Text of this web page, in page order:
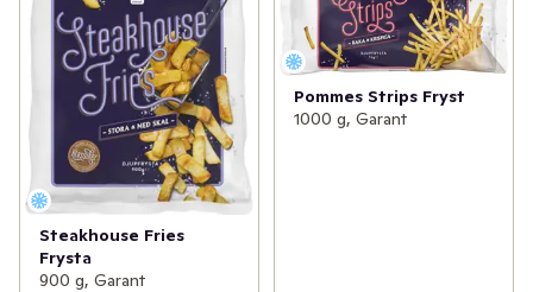
Steakhouse Fries
Frysta
900 g, Garant
Pommes Strips Fryst
1000 g, Garant